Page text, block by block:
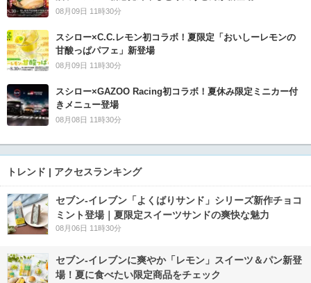
08月09日 11時30分
スシロー×C.C.レモン初コラボ！夏限定「おいしーレモンの
甘酸っぱパフェ」新登場
08月09日 11時30分
スシロー×GAZOO Racing初コラボ！夏休み限定ミニカー付
きメニュー登場
08月08日 11時30分
トレンド | アクセスランキング
セブン‐イレブン「よくばりサンド」シリーズ新作チョコ
ミント登場｜夏限定スイーツサンドの爽快な魅力
08月06日 11時30分
セブン‐イレブンに爽やか「レモン」スイーツ＆パン新登
場！夏に食べたい限定商品をチェック